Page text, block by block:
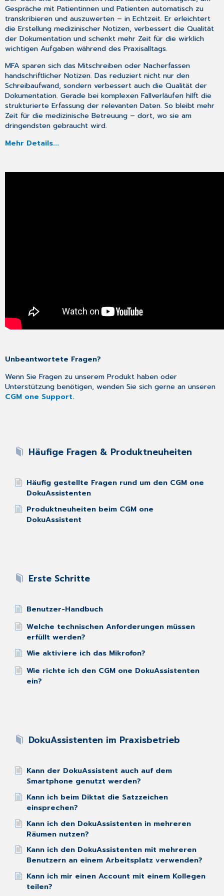
Gespräche mit Patientinnen und Patienten automatisch zu
transkribieren und auszuwerten – in Echtzeit. Er erleichtert
die Erstellung medizinischer Notizen, verbessert die Qualität
der Dokumentation und schenkt mehr Zeit für die wirklich
wichtigen Aufgaben während des Praxisalltags.
MFA sparen sich das Mitschreiben oder Nacherfassen
handschriftlicher Notizen. Das reduziert nicht nur den
Schreibaufwand, sondern verbessert auch die Qualität der
Dokumentation. Gerade bei komplexen Fallverläufen hilft die
strukturierte Erfassung der relevanten Daten. So bleibt mehr
Zeit für die medizinische Betreuung – dort, wo sie am
dringendsten gebraucht wird.
Mehr Details...
Unbeantwortete Fragen?
Wenn Sie Fragen zu unserem Produkt haben oder
Unterstützung benötigen, wenden Sie sich gerne an unseren
CGM one Support.
Häufige Fragen & Produktneuheiten
Häufig gestellte Fragen rund um den CGM one
DokuAssistenten
Produktneuheiten beim CGM one
DokuAssistent
Erste Schritte
Benutzer-Handbuch
Welche technischen Anforderungen müssen
erfüllt werden?
Wie aktiviere ich das Mikrofon?
Wie richte ich den CGM one DokuAssistenten
ein?
DokuAssistenten im Praxisbetrieb
Kann der DokuAssistent auch auf dem
Smartphone genutzt werden?
Kann ich beim Diktat die Satzzeichen
einsprechen?
Kann ich den DokuAssistenten in mehreren
Räumen nutzen?
Kann ich den DokuAssistenten mit mehreren
Benutzern an einem Arbeitsplatz verwenden?
Kann ich mir einen Account mit einem Kollegen
teilen?